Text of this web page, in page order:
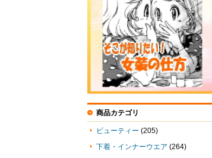
商品カテゴリ
ビューティー (205)
下着・インナーウエア (264)